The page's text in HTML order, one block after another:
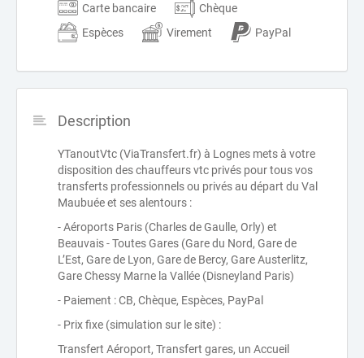
Carte bancaire
Chèque
Espèces
Virement PayPal
Description
YTanoutVtc (ViaTransfert.fr) à Lognes mets à votre
disposition des chauffeurs vtc privés pour tous vos
transferts professionnels ou privés au départ du Val
Maubuée et ses alentours :
- Aéroports Paris (Charles de Gaulle, Orly) et
Beauvais - Toutes Gares (Gare du Nord, Gare de
L’Est, Gare de Lyon, Gare de Bercy, Gare Austerlitz,
Gare Chessy Marne la Vallée (Disneyland Paris)
- Paiement : CB, Chèque, Espèces, PayPal
- Prix fixe (simulation sur le site) :
Transfert Aéroport, Transfert gares, un Accueil